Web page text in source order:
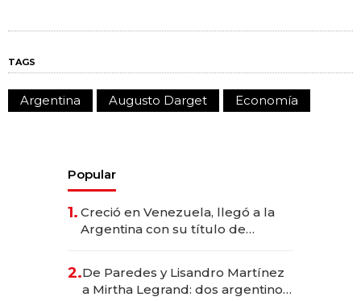
TAGS
Argentina Augusto Darget Economía
Popular
1. Creció en Venezuela, llegó a la
Argentina con su título de
las marcas "fast premium"
2.De Paredes y Lisandro Martínez
a Mirtha Legrand: dos argentinos